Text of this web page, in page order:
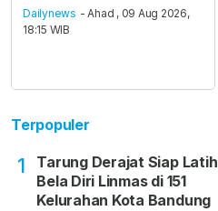
Dailynews - Ahad , 09 Aug 2026,
18:15 WIB
Terpopuler
1
Tarung Derajat Siap Latih
Bela Diri Linmas di 151
Kelurahan Kota Bandung